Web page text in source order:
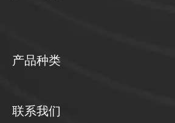
产品种类
联系我们